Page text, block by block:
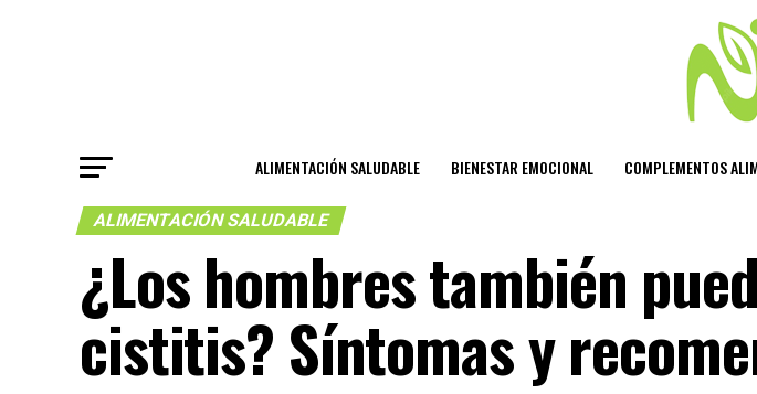
ALIMENTACIÓN SALUDABLE BIENESTAR EMOCIONAL COMPLEMENTOS
ALIMENTACIÓN SALUDABLE
¿Los hombres también
cistitis? Síntomas y